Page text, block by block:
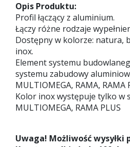
Opis Produktu:
Profil łączący z aluminium.
Łączy różne rodzaje
Dostępny w kolorze: natura,
inox.
Element systemu
systemu zabudowy
MULTIOMEGA, RAMA, RAMA
Kolor inox występuje tylko w
MULTIOMEGA, RAMA PLUS
Uwaga! Możliwość